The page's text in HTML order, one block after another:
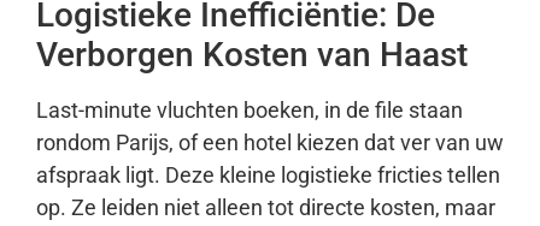
Logistieke Inefficiëntie: De
Verborgen Kosten van Haast
Last-minute vluchten boeken, in de file staan
rondom Parijs, of een hotel kiezen dat ver van uw
afspraak ligt. Deze kleine logistieke fricties tellen
op. Ze leiden niet alleen tot directe kosten, maar